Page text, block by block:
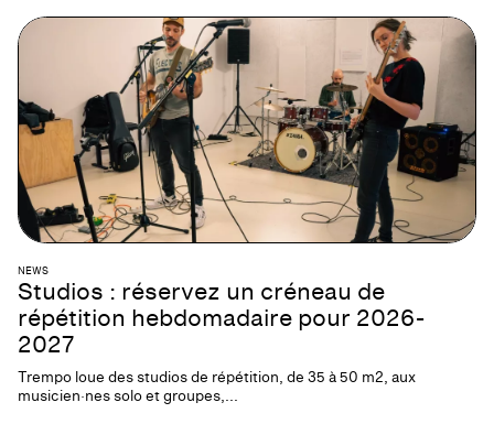
NEWS
Studios : réservez un créneau de
répétition hebdomadaire pour 2026-
2027
Trempo loue des studios de répétition, de 35 à 50 m2, aux
musicien·nes solo et groupes,...